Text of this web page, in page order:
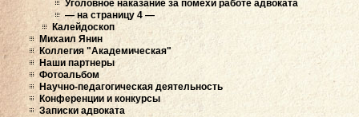
Уголовное наказание за помехи работе адвоката
— на страницу 4 —
Калейдоскоп
Михаил Янин
Коллегия "Академическая"
Наши партнеры
Фотоальбом
Научно-педагогическая деятельность
Конференции и конкурсы
Записки адвоката